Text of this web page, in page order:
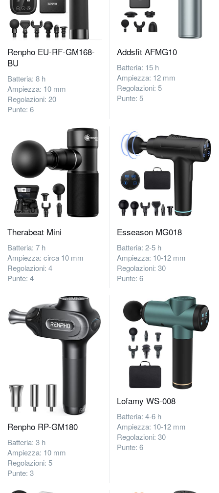
Renpho ‎EU-RF-GM168-
BU
Batteria: 8 h
Ampiezza: 10 mm
Regolazioni: 20
Punte: 6
Addsfit AFMG10
Batteria: 15 h
Ampiezza: 12 mm
Regolazioni: 5
Punte: 5
Therabeat Mini
Batteria: 7 h
Ampiezza: circa 10 mm
Regolazioni: 4
Punte: 4
Esseason ‎MG018
Batteria: 2-5 h
Ampiezza: 10-12 mm
Regolazioni: 30
Punte: 6
Renpho ‎RP-GM180
Batteria: 3 h
Ampiezza: 10 mm
Regolazioni: 5
Punte: 3
Lofamy ‎WS-008
Batteria: 4-6 h
Ampiezza: 10-12 mm
Regolazioni: 30
Punte: 6